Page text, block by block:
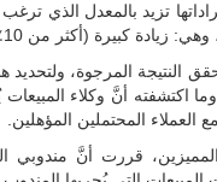
تزيد بالمعدل الذي ترغب
10٪) في معدل نمو الإيرادات الجديدة.
النتيجة المرجوة، ولتحديد
اكتشفته أنَّ وكلاء
المحتملين المؤهلين.
قررت أنَّ مندوبي